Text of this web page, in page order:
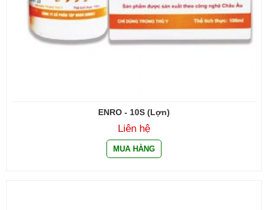
ENRO - 10S (Lợn)
Liên hệ